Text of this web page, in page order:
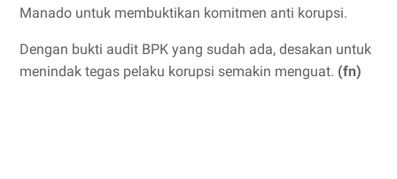
Manado untuk membuktikan komitmen anti korupsi.
Dengan bukti audit BPK yang sudah ada, desakan untuk
menindak tegas pelaku korupsi semakin menguat. (fn)